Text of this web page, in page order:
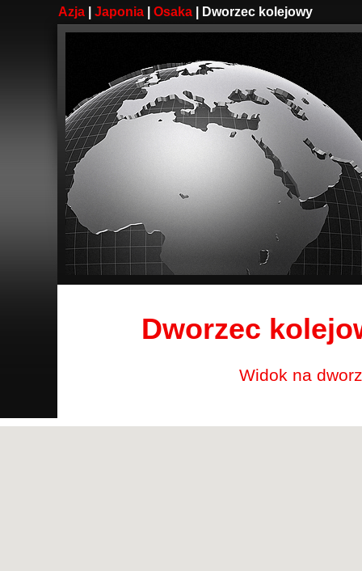
Azja| Japonia| Osaka | Dworzec kolejowy
Dworzec
Widok na